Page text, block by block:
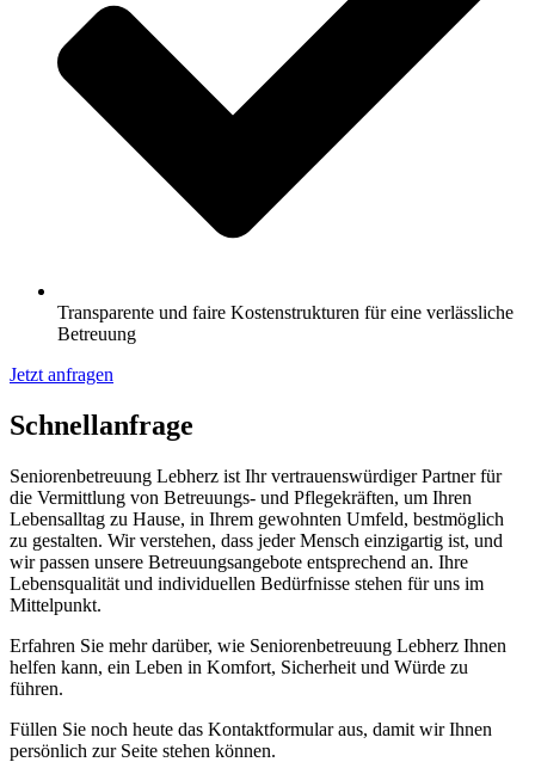
Transparente und faire Kostenstrukturen für eine verlässliche
Betreuung
Jetzt anfragen
Schnell­anfrage
Seniorenbetreuung Lebherz ist Ihr vertrauenswürdiger Partner für
die Vermittlung von Betreuungs- und Pflegekräften, um Ihren
Lebensalltag zu Hause, in Ihrem gewohnten Umfeld, bestmöglich
zu gestalten. Wir verstehen, dass jeder Mensch einzigartig ist, und
wir passen unsere Betreuungsangebote entsprechend an. Ihre
Lebensqualität und individuellen Bedürfnisse stehen für uns im
Mittelpunkt.
Erfahren Sie mehr darüber, wie Seniorenbetreuung Lebherz Ihnen
helfen kann, ein Leben in Komfort, Sicherheit und Würde zu
führen.
Füllen Sie noch heute das Kontaktformular aus, damit wir Ihnen
persönlich zur Seite stehen können.